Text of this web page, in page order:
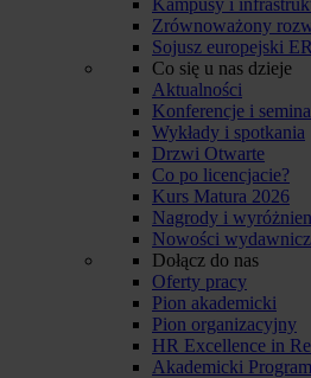
Zrównoważony
Sojusz europejski
Co się u nas dzieje
Aktualności
Konferencje i
Wykłady i spotkania
Drzwi Otwarte
Co po licencjacie?
Kurs Matura 2026
Nagrody i
Nowości
Dołącz do nas
Oferty pracy
Pion akademicki
Pion organizacyjny
HR Excellence in
Akademicki